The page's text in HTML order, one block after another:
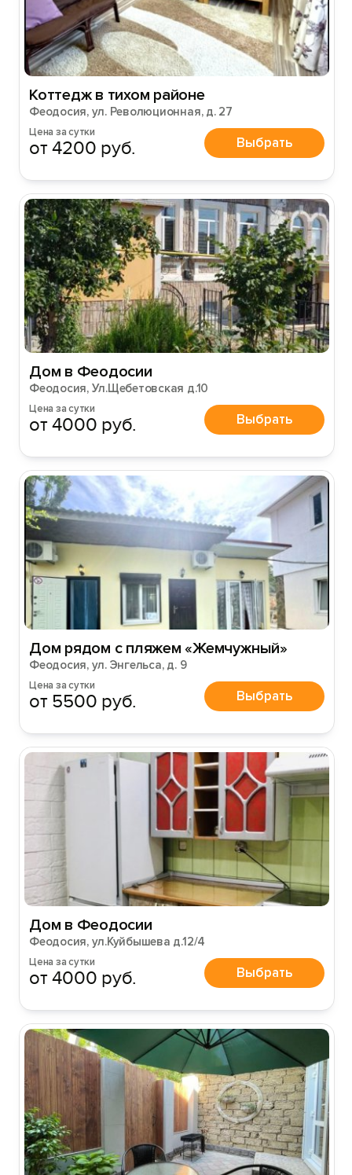
Коттедж в тихом районе
Феодосия, ул. Революционная, д. 27
Цена за сутки
от 4200 руб. Выбрать
Дом в Феодосии
Феодосия, Ул.Щебетовская д.10
Цена за сутки
от 4000 руб. Выбрать
Дом рядом с пляжем «Жемчужный»
Феодосия, ул. Энгельса, д. 9
Цена за сутки
от 5500 руб. Выбрать
Дом в Феодосии
Феодосия, ул.Куйбышева д.12/4
Цена за сутки
от 4000 руб. Выбрать
Вход на сайт
Войти илиЗарегистрироваться
Войти
Войти с помощью